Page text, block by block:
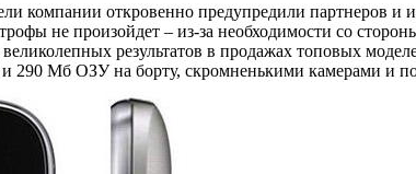
компании откровенно предупредили партнеров и
не произойдет – из-за необходимости со
результатов в продажах топовых
290 Мб ОЗУ на борту, скромненькими камерами и